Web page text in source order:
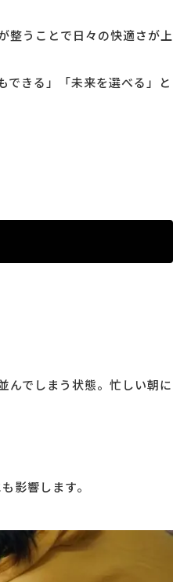
整うことで日々の快適さが上
できる」「未来を選べる」と
んでしまう状態。忙しい朝に
影響します。